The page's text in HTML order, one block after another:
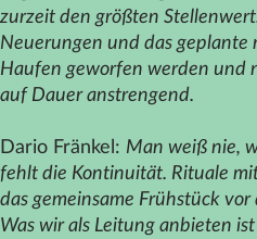
zurzeit den größten
Neuerungen und das geplante
Haufen geworfen werden und
auf Dauer anstrengend.
Dario Fränkel: Man weiß nie,
fehlt die Kontinuität. Rituale
das gemeinsame Frühstück
Was wir als Leitung anbieten